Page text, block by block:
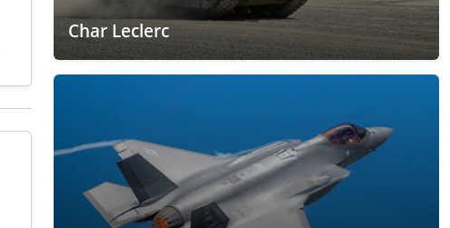
Char Leclerc